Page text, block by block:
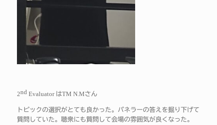
2nd Evaluator はTM N.Mさん
トピックの選択がとても良かった。パネラーの答えを掘り下げて
質問していた。聴衆にも質問して会場の雰囲気が良くなった。